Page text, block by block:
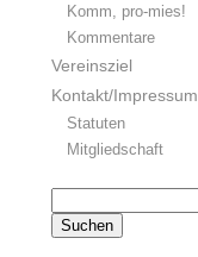
Komm, pro-mies!
Kommentare
Vereinsziel
Kontakt/Impressum
Statuten
Mitgliedschaft
nach: